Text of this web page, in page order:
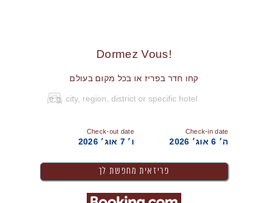
!Dormez Vous
קחו חדר בפריז או בכל מקום בעולם
Check-in date
ה׳ 6 אוג׳ 2026
Check-out date
ו׳ 7 אוג׳ 2026